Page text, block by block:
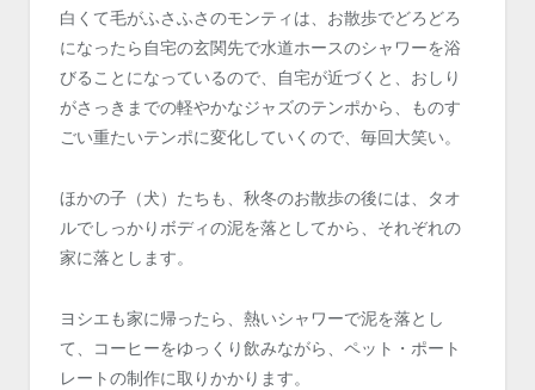
白くて毛がふさふさのモンティは、お散歩でどろどろ
になったら自宅の玄関先で水道ホースのシャワーを浴
びることになっているので、自宅が近づくと、おしり
がさっきまでの軽やかなジャズのテンポから、ものす
ごい重たいテンポに変化していくので、毎回大笑い。
ほかの子（犬）たちも、秋冬のお散歩の後には、タオ
ルでしっかりボディの泥を落としてから、それぞれの
家に落とします。
ヨシエも家に帰ったら、熱いシャワーで泥を落とし
て、コーヒーをゆっくり飲みながら、ペット・ポート
レートの制作に取りかかります。